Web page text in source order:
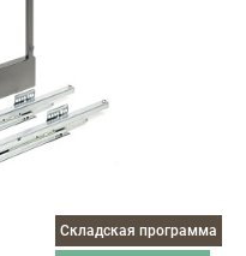
Складская программа